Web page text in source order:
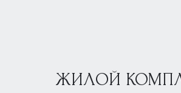
ЖИЛОЙ